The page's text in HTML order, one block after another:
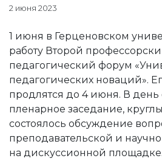
2 июня 2023
1 июня в Герценовском
работу Второй
педагогический форум
педагогических новаций».
продлятся до 4 июня. В
пленарное заседание,
состоялось обсуждение
преподавательской и
на дискуссионной